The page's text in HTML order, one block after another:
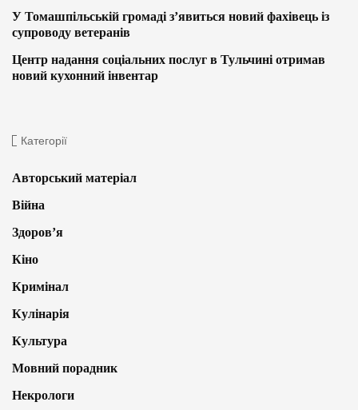
У Томашпільській громаді з’явиться новий фахівець із
супроводу ветеранів
Центр надання соціальних послуг в Тульчині отримав
новий кухонний інвентар
Категорії
Авторський матеріал
Війна
Здоров’я
Кіно
Кримінал
Кулінарія
Культура
Мовний порадник
Некрологи